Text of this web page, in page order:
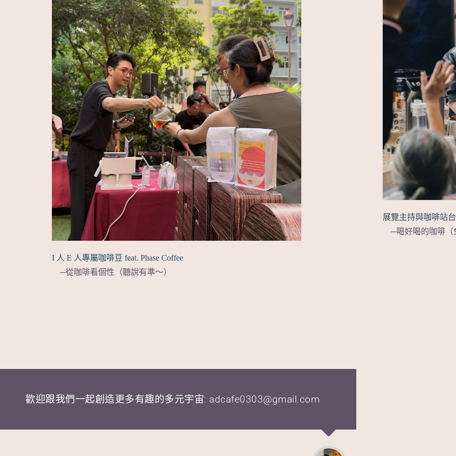
I 人 E 人專屬咖啡豆 feat. Phase Coffee
─從咖啡看個性（聽說有準～）
展覽主持與咖啡站
─喝好喝的咖啡（
歡迎跟我們一起創造更多有趣的多元宇宙: adcafe0303@gmail.com